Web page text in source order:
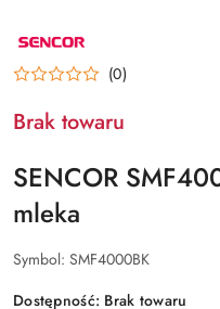
NAZWA
PRODUCENTA:
SENCOR (0)
Brak towaru
SENCOR
mleka
Symbol: SMF4000BK
Dostępność: Brak towaru